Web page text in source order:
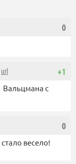
0
+1
url
Вальцмана с
0
весело!